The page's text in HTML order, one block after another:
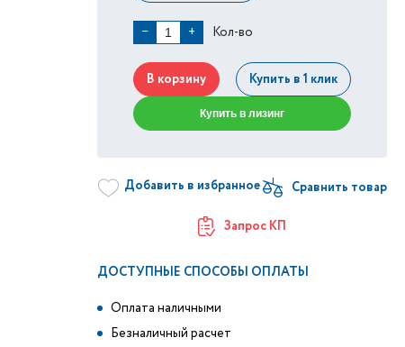
− + Кол-во
В корзину Купить в 1 клик
Купить в лизинг
Добавить в избранное
Запрос КП
ДОСТУПНЫЕ СПОСОБЫ ОПЛАТЫ
Оплата наличными
Безналичный расчет